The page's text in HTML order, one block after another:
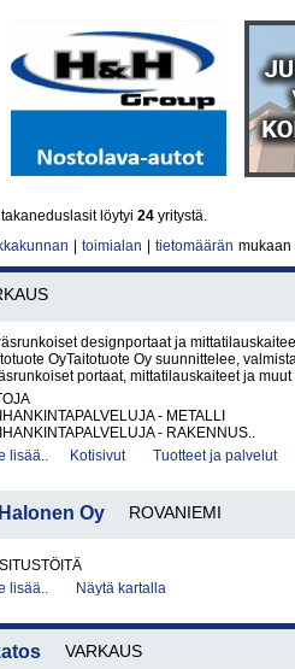
löytyi 24 yritystä.
toimialan tietomäärän mukaan
designportaat ja
OyTaitotuote Oy suunnittelee,
portaat, mittatilauskaiteet ja muut
- METALLI
- RAKENNUS..
lisää..
Kotisivut Tuotteet ja palvelut
Oy ROVANIEMI
lisää..
Näytä kartalla
VARKAUS